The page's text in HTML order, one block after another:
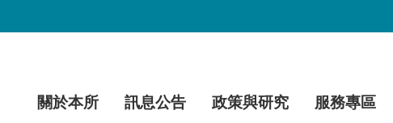
關於本所 訊息公告 政策與研究 服務專區